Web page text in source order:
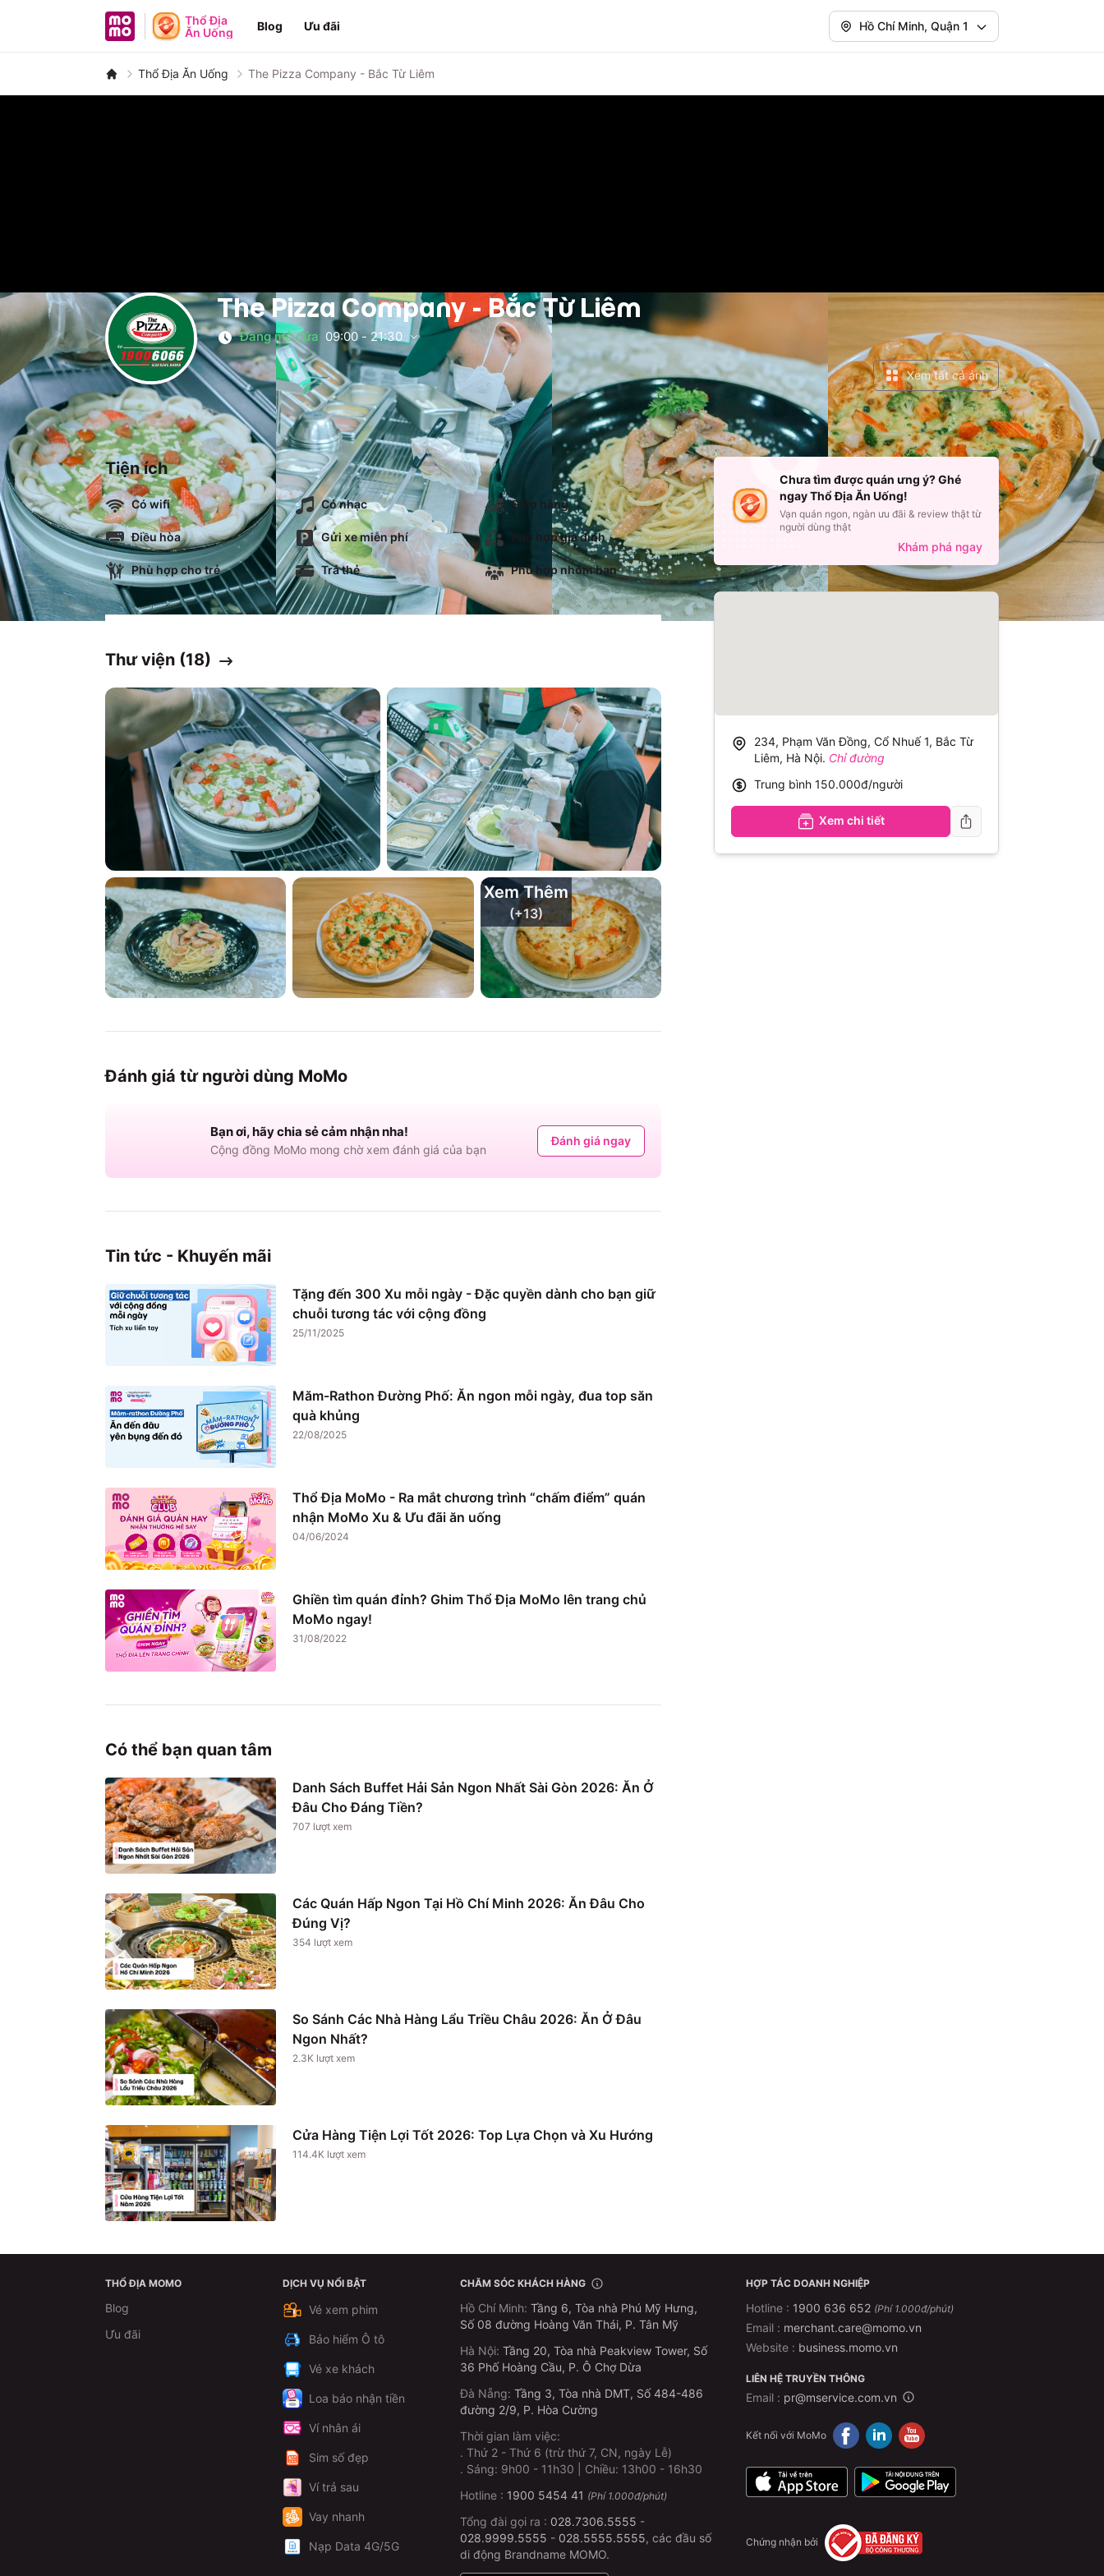
MoMo - Ứng dụng tài chính
Thổ Địa
Ăn Uống
Blog Ưu đãi Hồ Chí Minh, Quận 1
Thổ Địa Ăn Uống The Pizza Company - Bắc Từ Liêm
The Pizza Company - Bắc Từ Liêm
Đang mở cửa 09:00- 21:30
Xem tất cả ảnh
Tiện ích
Có wifi Có nhạc Giao hàng
Điều hòa Gửi xe miễn phí Phù hợp gia đình
Phù hợp cho trẻ Trả thẻ Phù hợp nhóm bạn
Thư viện (18)
Xem Thêm
(+13)
Đánh giá từ người dùng MoMo
Bạn ơi, hãy chia sẻ cảm nhận nha!
Cộng đồng MoMo mong chờ xem đánh giá của bạn
Đánh giá ngay
Tin tức - Khuyến mãi
Tặng đến 300 Xu mỗi ngày - Đặc quyền dành cho bạn giữ
chuỗi tương tác với cộng đồng
25/11/2025
Măm-Rathon Đường Phố: Ăn ngon mỗi ngày, đua top săn
quà khủng
22/08/2025
Thổ Địa MoMo - Ra mắt chương trình “chấm điểm” quán
nhận MoMo Xu & Ưu đãi ăn uống
04/06/2024
Ghiền tìm quán đỉnh? Ghim Thổ Địa MoMo lên trang chủ
MoMo ngay!
31/08/2022
Có thể bạn quan tâm
Danh Sách Buffet Hải Sản Ngon Nhất Sài Gòn 2026: Ăn Ở
Đâu Cho Đáng Tiền?
707 lượt xem
Các Quán Hấp Ngon Tại Hồ Chí Minh 2026: Ăn Đâu Cho
Đúng Vị?
354 lượt xem
So Sánh Các Nhà Hàng Lẩu Triều Châu 2026: Ăn Ở Đâu
Ngon Nhất?
2.3K lượt xem
Cửa Hàng Tiện Lợi Tốt 2026: Top Lựa Chọn và Xu Hướng
114.4K lượt xem
234, Phạm Văn Đồng, Cổ Nhuế 1, Bắc Từ
Liêm, Hà Nội. Chỉ đường
Trung bình 150.000đ/người
Xem chi tiết
Chưa tìm được quán ưng ý? Ghé
ngay Thổ Địa Ăn Uống!
Vạn quán ngon, ngàn ưu đãi & review thật từ
người dùng thật
Khám phá ngay
THỔ ĐỊA MOMO
Blog
Ưu đãi
DỊCH VỤ NỔI BẬT
Vé xem phim
Bảo hiểm Ô tô
Vé xe khách
Loa báo nhận tiền
Ví nhân ái
Sim số đẹp
Ví trả sau
Vay nhanh
Nạp Data 4G/5G
CHĂM SÓC KHÁCH HÀNG
Hồ Chí Minh: Tầng 6, Tòa nhà Phú Mỹ Hưng,
Số 08 đường Hoàng Văn Thái, P. Tân Mỹ
Hà Nội: Tầng 20, Tòa nhà Peakview Tower, Số
36 Phố Hoàng Cầu, P. Ô Chợ Dừa
Đà Nẵng: Tầng 3, Tòa nhà DMT, Số 484-486
đường 2/9, P. Hòa Cường
Thời gian làm việc:
. Thứ 2 - Thứ 6 (trừ thứ 7, CN, ngày Lễ)
. Sáng: 9h00 - 11h30 | Chiều: 13h00 - 16h30
Hotline : 1900 5454 41 (Phí 1.000đ/phút)
Tổng đài gọi ra : 028.7306.5555 -
028.9999.5555 - 028.5555.5555, các đầu số
di động Brandname MOMO.
HỢP TÁC DOANH NGHIỆP
Hotline : 1900 636 652 (Phí 1.000đ/phút)
Email : merchant.care@momo.vn
Website : business.momo.vn
LIÊN HỆ TRUYỀN THÔNG
Email : pr@mservice.com.vn
Kết nối với MoMo
Chứng nhận bởi